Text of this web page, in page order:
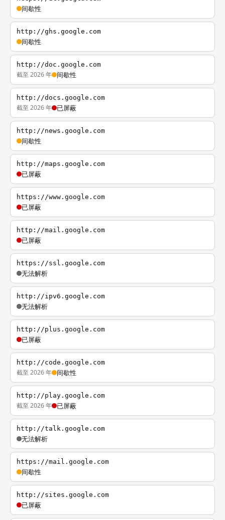
间歇性
http://ghs.google.com
间歇性
http://doc.google.com
截至 2026 年 间歇性
http://docs.google.com
截至 2026 年 已屏蔽
http://news.google.com
间歇性
http://maps.google.com
已屏蔽
https://www.google.com
已屏蔽
http://mail.google.com
已屏蔽
https://ssl.google.com
无法解析
http://ipv6.google.com
无法解析
http://plus.google.com
已屏蔽
http://code.google.com
截至 2026 年 间歇性
http://play.google.com
截至 2026 年 已屏蔽
http://talk.google.com
无法解析
https://mail.google.com
间歇性
http://sites.google.com
已屏蔽